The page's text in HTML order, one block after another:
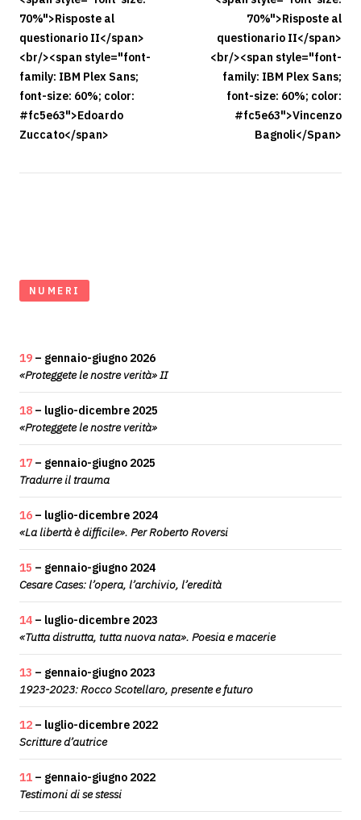
70%">Risposte al
questionario II</span>
<br/><span style="font-
family: IBM Plex Sans;
font-size: 60%; color:
#fc5e63">Edoardo
Zuccato</span>
70%">Risposte al
questionario II</span>
<br/><span style="font-
family: IBM Plex Sans;
font-size: 60%; color:
#fc5e63">Vincenzo
Bagnoli</Span>
NUMERI
19 – gennaio-giugno 2026
«Proteggete le nostre verità» II
18 – luglio-dicembre 2025
«Proteggete le nostre verità»
17 – gennaio-giugno 2025
Tradurre il trauma
16 – luglio-dicembre 2024
«La libertà è difficile». Per Roberto Roversi
15 – gennaio-giugno 2024
Cesare Cases: l’opera, l’archivio, l’eredità
14 – luglio-dicembre 2023
«Tutta distrutta, tutta nuova nata». Poesia e macerie
13 – gennaio-giugno 2023
1923-2023: Rocco Scotellaro, presente e futuro
12 – luglio-dicembre 2022
Scritture d’autrice
11 – gennaio-giugno 2022
Testimoni di se stessi